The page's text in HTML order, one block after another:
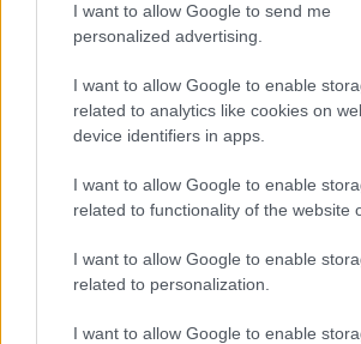
I want to allow Google to send me
personalized advertising.
I want to allow Google to enable
related to analytics like cookies on
device identifiers in apps.
I want to allow Google to enable
related to functionality of the website
I want to allow Google to enable
related to personalization.
I want to allow Google to enable
2019. április 08.
elkápráztat minket menő
poszterekről, Magyarország
amivel egyébként elnyerte a
kreatív különdíját is - vagy a
kalandregények
megnyitóján…